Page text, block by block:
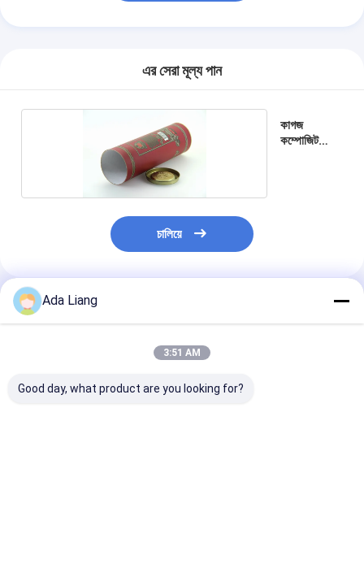
এর সেরা মূল্য পান
কাগজ
কম্পোজিট
চালিয়ে
প্রস্তাবিত পণ্য
Ada Liang
3:51 AM
Good day, what product are you looking for?